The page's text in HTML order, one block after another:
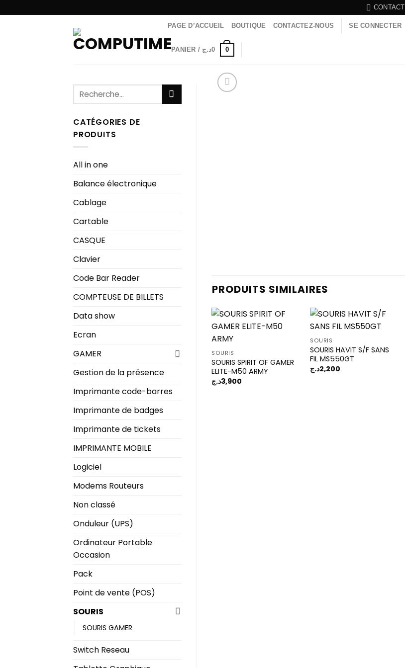
au
CONTACT
PAGE D’ACCUEIL BOUTIQUE CONTACTEZ-NOUS SE CONNECTER
PANIER / 0د.ج 0
Recherche
pour :
CATÉGORIES DE
PRODUITS
All in one
Balance électronique
Cablage
Cartable
CASQUE
Clavier
Code Bar Reader
COMPTEUSE DE BILLETS
Data show
Ecran
GAMER
Gestion de la présence
Imprimante code-barres
Imprimante de badges
Imprimante de tickets
IMPRIMANTE MOBILE
Logiciel
Modems Routeurs
Non classé
Onduleur (UPS)
Ordinateur Portable
Occasion
Pack
Point de vente (POS)
SOURIS
SOURIS GAMER
Switch Reseau
PRODUITS SIMILAIRES
wishlist
SOURIS
SOURIS SPIRIT OF GAMER
ELITE-M50 ARMY
3,900د.ج
Add to
SOURIS
SOURIS HAVIT S/F SANS
FIL MS550GT
2,200د.ج